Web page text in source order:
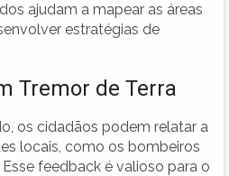
ajudam a mapear as áreas
estratégias de
Tremor de Terra
os cidadãos podem relatar a
locais, como os bombeiros
feedback é valioso para o